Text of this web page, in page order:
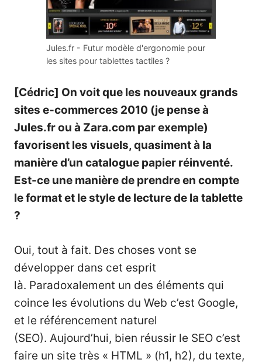
Jules.fr - Futur modèle d'ergonomie pour
les sites pour tablettes tactiles ?
[Cédric] On voit que les nouveaux grands
sites e-commerces 2010 (je pense à
Jules.fr ou à Zara.com par exemple)
favorisent les visuels, quasiment à la
manière d’un catalogue papier réinventé.
Est-ce une manière de prendre en compte
le format et le style de lecture de la tablette
?
Oui, tout à fait. Des choses vont se
développer dans cet esprit
là. Paradoxalement un des éléments qui
coince les évolutions du Web c’est Google,
et le référencement naturel
(SEO). Aujourd’hui, bien réussir le SEO c’est
faire un site très « HTML » (h1, h2), du texte,